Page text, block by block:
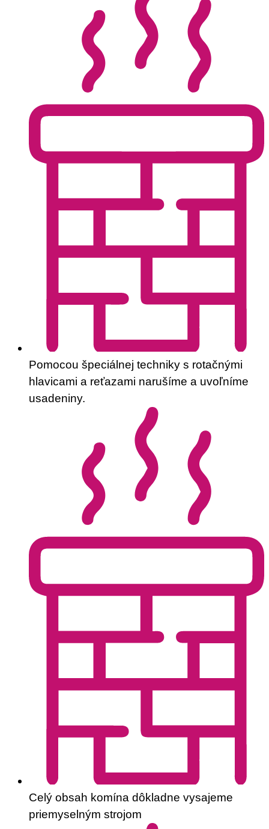
Pomocou špeciálnej techniky s rotačnými
hlavicami a reťazami narušíme a uvoľníme
usadeniny.
Celý obsah komína dôkladne vysajeme
priemyselným strojom